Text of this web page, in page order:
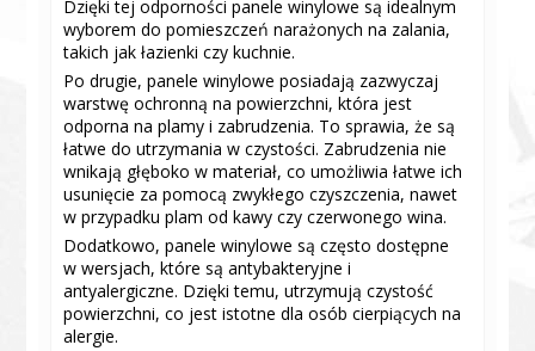
Dzięki tej odporności panele winylowe są idealnym
wyborem do pomieszczeń narażonych na zalania,
takich jak łazienki czy kuchnie.
Po drugie, panele winylowe posiadają zazwyczaj
warstwę ochronną na powierzchni, która jest
odporna na plamy i zabrudzenia. To sprawia, że są
łatwe do utrzymania w czystości. Zabrudzenia nie
wnikają głęboko w materiał, co umożliwia łatwe ich
usunięcie za pomocą zwykłego czyszczenia, nawet
w przypadku plam od kawy czy czerwonego wina.
Dodatkowo, panele winylowe są często dostępne
w wersjach, które są antybakteryjne i
antyalergiczne. Dzięki temu, utrzymują czystość
powierzchni, co jest istotne dla osób cierpiących na
alergie.